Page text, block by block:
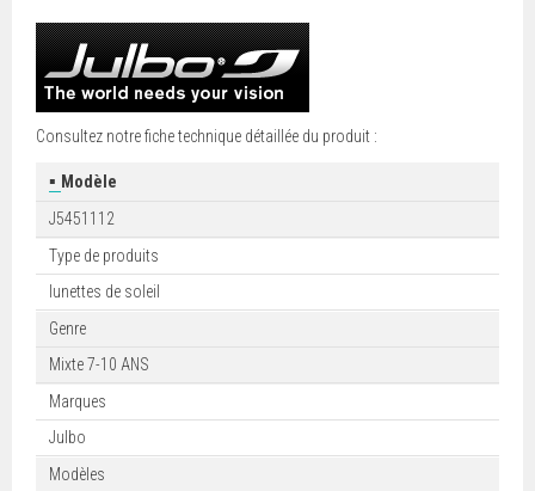
Consultez notre fiche technique détaillée du produit :
▪ Modèle
J5451112
Type de produits
lunettes de soleil
Genre
Mixte 7-10 ANS
Marques
Julbo
Modèles